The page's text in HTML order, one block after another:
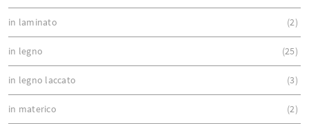
in laminato 2
in legno 25
in legno laccato 3
in materico 2